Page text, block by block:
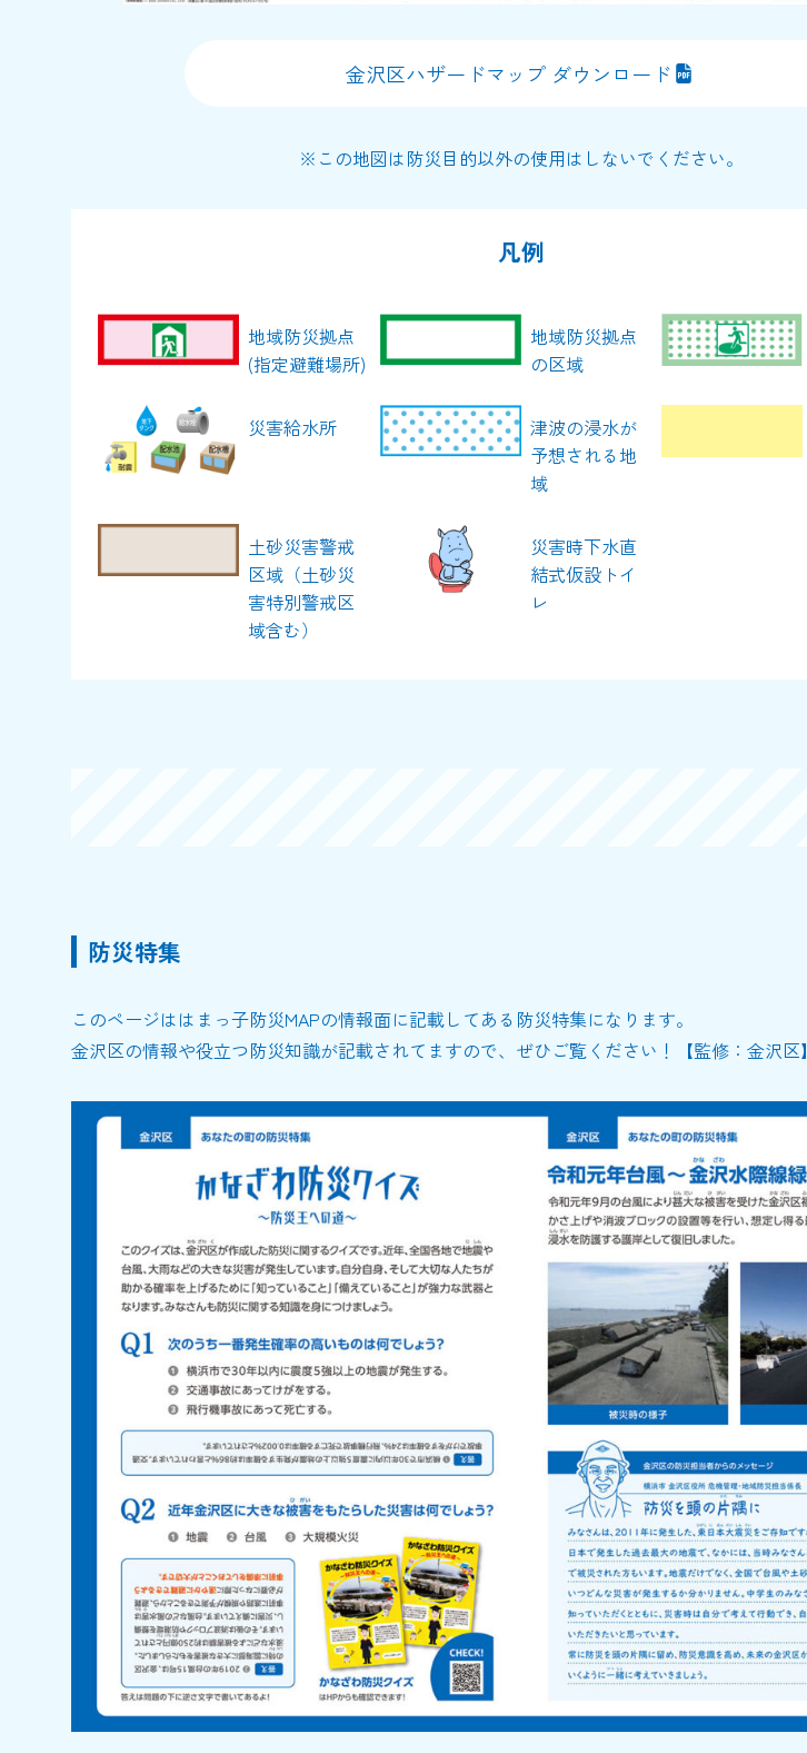
金沢区ハザードマップ ダウンロード
※この地図は防災目的以外の使用はしないでください。
凡例
地域防災拠点
(指定避難場所)
地域防災拠点
の区域
災害給水所
津波の浸水が
予想される地
域
土砂災害警戒
区域（土砂災
害特別警戒区
域含む）
災害時下水直
結式仮設トイ
レ
防災特集
このページははまっ子防災MAPの情報面に記載してある防災特集になります。
金沢区の情報や役立つ防災知識が記載されてますので、ぜひご覧ください！【監修：金沢区】